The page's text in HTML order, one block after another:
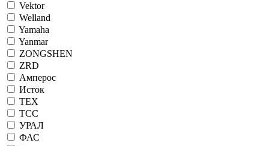
Vektor
Welland
Yamaha
Yanmar
ZONGSHEN
ZRD
Амперос
Исток
ТЕХ
ТСС
УРАЛ
ФАС